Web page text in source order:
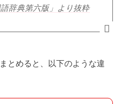
辞典第六版」より抜粋
とめると、以下のような違